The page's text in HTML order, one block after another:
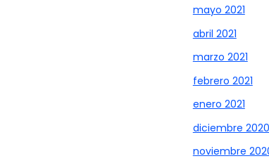
mayo 2021
abril 2021
marzo 2021
febrero 2021
enero 2021
diciembre 2020
noviembre